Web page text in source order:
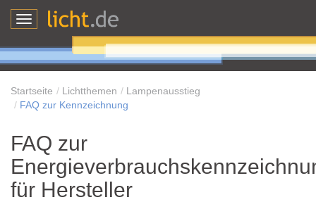
Toggle
Startseite Lichtthemen
Lampenausstieg
FAQ zur Kennzeichnung
FAQ zur
für Hersteller